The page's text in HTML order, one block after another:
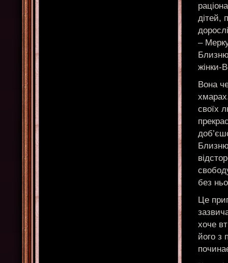
дітей,
–
жінки-
Вона
своїх
без
Це
хоче
його з